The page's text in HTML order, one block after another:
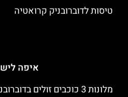
טיסות לדוברובניק קרואטיה
איפה
מלונות 3 כוכבים זולים בדוברובניק